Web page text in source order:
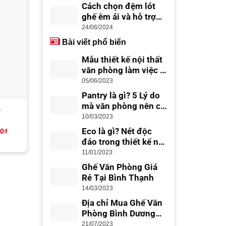
₫Giá
là:
Ghế lãnh đạo BO 42
Giá
gốc
là:
4,200,000₫.
3,600,000₫Giá
hiện
tại
-24%
Ghế lãnh đạo BO 71
3,500,000
Cách chọn đệm lót
ghế êm ái và hỗ trợ
lưng tốt
24/06/2024
Bài viết phổ biến
Mẫu thiết kế nội thất
văn phòng làm việc –
thiết kế văn phòng
đẹp, chuyên nghiệp
05/06/2023
Pantry là gì? 5 Lý do
mà văn phòng nên có
Office Pantry
10/03/2023
Eco là gì? Nét độc
đáo trong thiết kế nội
thất Eco
11/01/2023
Ghế Văn Phòng Giá
Rẻ Tại Bình Thạnh
14/03/2023
Địa chỉ Mua Ghế Văn
Phòng Bình Dương
Giá Rẻ, Uy Tín
21/07/2023